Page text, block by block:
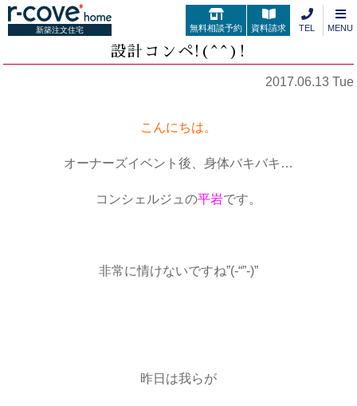
新築注文住宅 無料相談予約 資料請求 TEL MENU
設計コンペ!(^^)!
2017.06.13 Tue
こんにちは。
オーナーズイベント後、身体バキバキ…
コンシェルジュの平岩です。
非常に情けないですね”(-“”-)”
昨日は我らが